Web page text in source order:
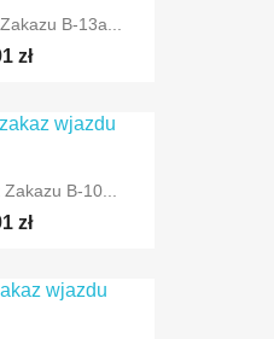
B-13a...
zł
TYLKO ONLINE
B-10...
zł